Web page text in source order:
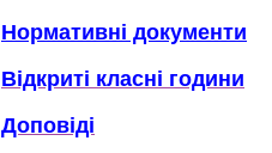
Нормативні документи
Відкриті класні години
Доповіді